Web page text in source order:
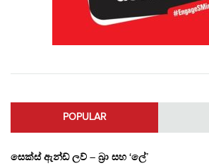
POPULAR
සෙක්ස් ඇන්ඩ් ලව් – බ්‍රා සහ ‘ලේ’